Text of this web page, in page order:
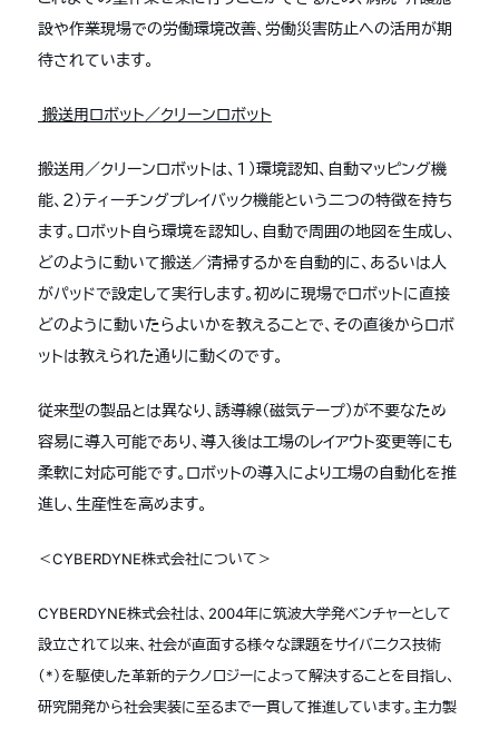
設や作業現場での労働環境改善、労働災害防止への活用が期
待されています。
搬送用ロボット／クリーンロボット
搬送用／クリーンロボットは、１）環境認知、自動マッピング機
能、２）ティーチングプレイバック機能という二つの特徴を持ち
ます。ロボット自ら環境を認知し、自動で周囲の地図を生成し、
どのように動いて搬送／清掃するかを自動的に、あるいは人
がパッドで設定して実行します。初めに現場でロボットに直接
どのように動いたらよいかを教えることで、その直後からロボ
ットは教えられた通りに動くのです。
従来型の製品とは異なり、誘導線（磁気テープ）が不要なため
容易に導入可能であり、導入後は工場のレイアウト変更等にも
柔軟に対応可能です。ロボットの導入により工場の自動化を推
進し、生産性を高めます。
＜CYBERDYNE株式会社について＞
CYBERDYNE株式会社は、2004年に筑波大学発ベンチャーとして
設立されて以来、社会が直面する様々な課題をサイバニクス技術
（*）を駆使した革新的テクノロジーによって解決することを目指し、
研究開発から社会実装に至るまで一貫して推進しています。主力製